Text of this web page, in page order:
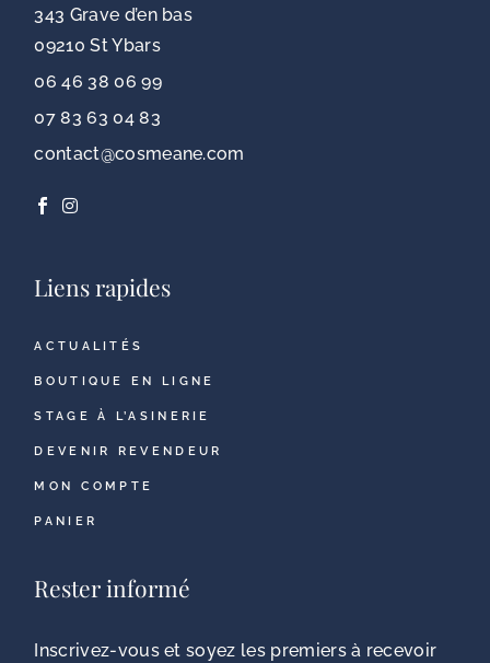
343 Grave d’en bas
09210 St Ybars
06 46 38 06 99
07 83 63 04 83
contact@cosmeane.com
Liens rapides
ACTUALITÉS
BOUTIQUE EN LIGNE
STAGE À L’ASINERIE
DEVENIR REVENDEUR
MON COMPTE
PANIER
Rester informé
Inscrivez-vous et soyez les premiers à recevoir